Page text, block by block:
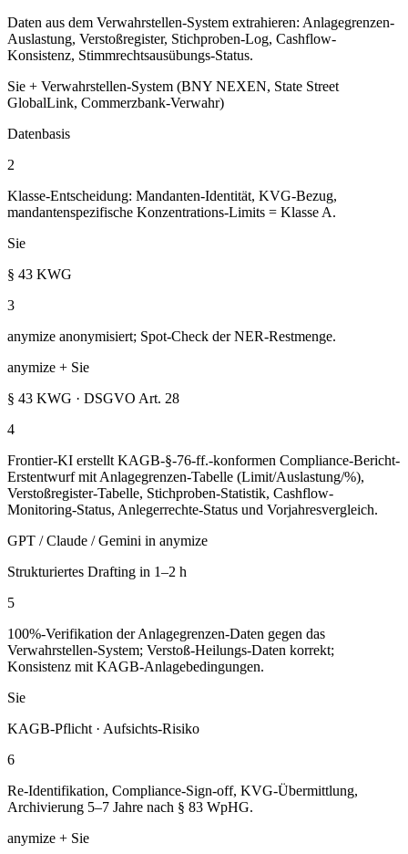
Daten aus dem Verwahrstellen-System extrahieren: Anlagegrenzen-
Auslastung, Verstoßregister, Stichproben-Log, Cashflow-
Konsistenz, Stimmrechtsausübungs-Status.
Sie + Verwahrstellen-System (BNY NEXEN, State Street
GlobalLink, Commerzbank-Verwahr)
Datenbasis
2
Klasse-Entscheidung: Mandanten-Identität, KVG-Bezug,
mandantenspezifische Konzentrations-Limits = Klasse A.
Sie
§ 43 KWG
3
anymize anonymisiert; Spot-Check der NER-Restmenge.
anymize + Sie
§ 43 KWG · DSGVO Art. 28
4
Frontier-KI erstellt KAGB-§-76-ff.-konformen Compliance-Bericht-
Erstentwurf mit Anlagegrenzen-Tabelle (Limit/Auslastung/%),
Verstoßregister-Tabelle, Stichproben-Statistik, Cashflow-
Monitoring-Status, Anlegerrechte-Status und Vorjahresvergleich.
GPT / Claude / Gemini in anymize
Strukturiertes Drafting in 1–2 h
5
100%-Verifikation der Anlagegrenzen-Daten gegen das
Verwahrstellen-System; Verstoß-Heilungs-Daten korrekt;
Konsistenz mit KAGB-Anlagebedingungen.
Sie
KAGB-Pflicht · Aufsichts-Risiko
6
Re-Identifikation, Compliance-Sign-off, KVG-Übermittlung,
Archivierung 5–7 Jahre nach § 83 WpHG.
anymize + Sie